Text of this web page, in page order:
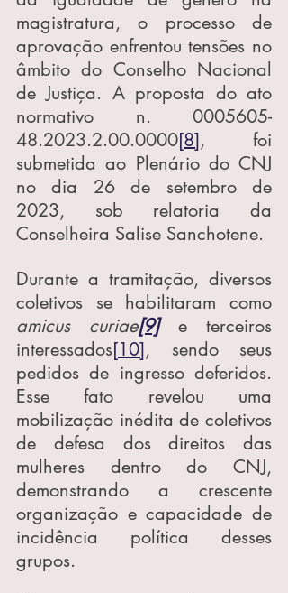
magistratura, o processo de
aprovação enfrentou tensões no
âmbito do Conselho Nacional
de Justiça. A proposta do ato
normativo n. 0005605-
48.2023.2.00.0000[8], foi
submetida ao Plenário do CNJ
no dia 26 de setembro de
2023, sob relatoria da
Conselheira Salise Sanchotene.
Durante a tramitação, diversos
amicus curiae[9] e terceiros
interessados[10], sendo seus
pedidos de ingresso deferidos.
Esse fato revelou uma
mobilização inédita de coletivos
de defesa dos direitos das
mulheres dentro do CNJ,
demonstrando a crescente
organização e capacidade de
incidência política desses
grupos.